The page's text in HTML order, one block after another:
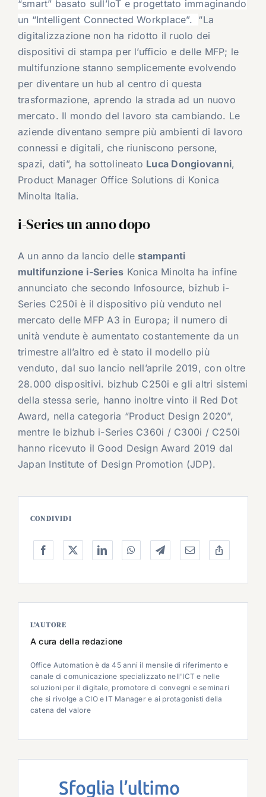
“smart” basato sull’IoT e progettato immaginando
un “Intelligent Connected Workplace”. “La
digitalizzazione non ha ridotto il ruolo dei
dispositivi di stampa per l’ufficio e delle MFP; le
multifunzione stanno semplicemente evolvendo
per diventare un hub al centro di questa
trasformazione, aprendo la strada ad un nuovo
mercato. Il mondo del lavoro sta cambiando. Le
aziende diventano sempre più ambienti di lavoro
connessi e digitali, che riuniscono persone,
spazi, dati”, ha sottolineato Luca Dongiovanni,
Product Manager Office Solutions di Konica
Minolta Italia.
i-Series un anno dopo
A un anno da lancio delle stampanti
multifunzione i-Series Konica Minolta ha infine
annunciato che secondo Infosource, bizhub i-
Series C250i è il dispositivo più venduto nel
mercato delle MFP A3 in Europa; il numero di
unità vendute è aumentato costantemente da un
trimestre all’altro ed è stato il modello più
venduto, dal suo lancio nell’aprile 2019, con oltre
28.000 dispositivi. bizhub C250i e gli altri sistemi
della stessa serie, hanno inoltre vinto il Red Dot
Award, nella categoria “Product Design 2020”,
mentre le bizhub i-Series C360i / C300i / C250i
hanno ricevuto il Good Design Award 2019 dal
Japan Institute of Design Promotion (JDP).
CONDIVIDI
L’AUTORE
A cura della redazione
Office Automation è da 45 anni il mensile di riferimento e
canale di comunicazione specializzato nell'ICT e nelle
soluzioni per il digitale, promotore di convegni e seminari
che si rivolge a CIO e IT Manager e ai protagonisti della
catena del valore